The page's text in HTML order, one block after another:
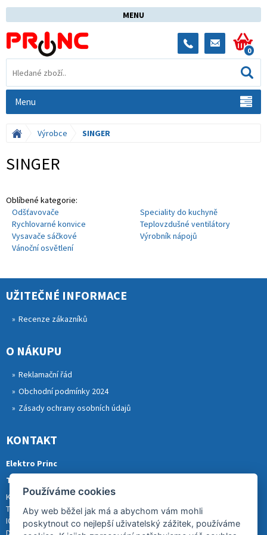
MENU
0
Menu
Výrobce SINGER
SINGER
Oblíbené kategorie:
Odšťavovače
Speciality do kuchyně
Rychlovarné konvice
Teplovzdušné ventilátory
Vysavače sáčkové
Výrobník nápojů
Vánoční osvětlení
UŽITEČNÉ INFORMACE
Recenze zákazníků
O NÁKUPU
Reklamační řád
Obchodní podmínky 2024
Zásady ochrany osobních údajů
KONTAKT
Elektro Princ
Tomáš Princ
Krkonošská 290, 46841 TANVALD
Tel.: 773 880 988
IČ: 01153731
DIČ: CZ8007202522
Používáme cookies
Aby web běžel jak má a abychom vám mohli
poskytnout co nejlepší uživatelský zážitek, používáme